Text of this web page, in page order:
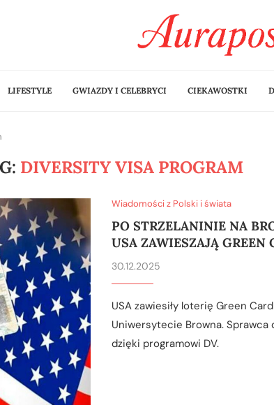
LIFESTYLE GWIAZDY I CELEBRYCI CIEKAWOSTKI
DIVERSITY VISA PROGRAM
Wiadomości z Polski i świata
PO STRZELANINIE NA
USA ZAWIESZAJĄ GREEN
30.12.2025
USA zawiesiły loterię Green
Uniwersytecie Browna. Sprawca
dzięki programowi DV.